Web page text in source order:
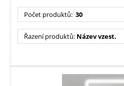
Počet produktů: 30
Řazení produktů: Název vzest.